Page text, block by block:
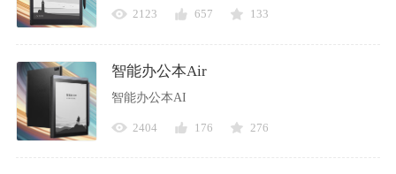
2123 657 133
智能办公本Air
智能办公本AI
2404 176 276